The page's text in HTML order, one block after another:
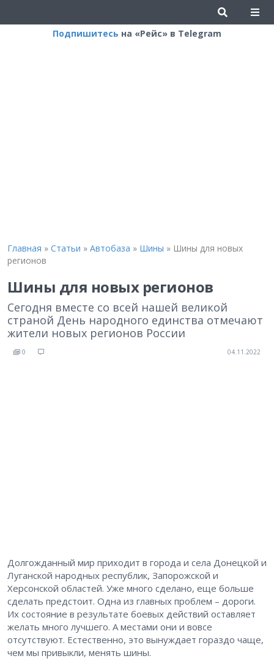
Подпишитесь на «Рейс» в Telegram
Главная » Статьи » Автобаза » Шины » Шины для новых
регионов
Шины для новых регионов
Сегодня вместе со всей нашей великой
страной День народного единства отмечают
жители новых регионов России
0 04.11.2022
Долгожданный мир приходит в города и села Донецкой и
Луганской народных республик, Запорожской и
Херсонской областей. Уже много сделано, еще больше
сделать предстоит. Одна из главных проблем – дороги.
Их состояние в результате боевых действий оставляет
желать много лучшего. А местами они и вовсе
отсутствуют. Естественно, это вынуждает гораздо чаще,
чем мы привыкли, менять шины.